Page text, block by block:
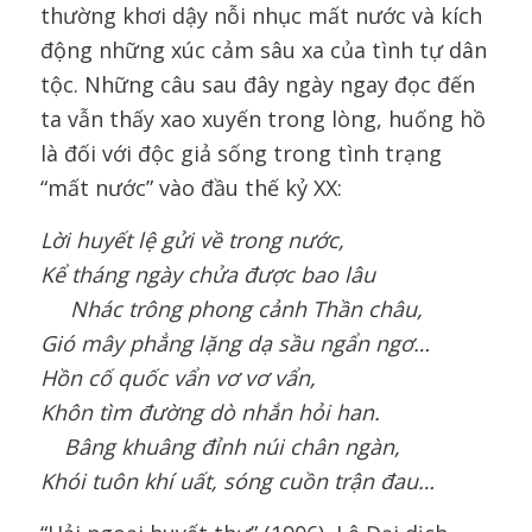
thường khơi dậy nỗi nhục mất nước và kích
động những xúc cảm sâu xa của tình tự dân
tộc. Những câu sau đây ngày ngay đọc đến
ta vẫn thấy xao xuyến trong lòng, huống hồ
là đối với độc giả sống trong tình trạng
“mất nước” vào đầu thế kỷ XX:
Lời huyết lệ gửi về trong nước,
Kể tháng ngày chửa được bao lâu
Nhác trông phong cảnh Thần châu,
Gió mây phẳng lặng dạ sầu ngẩn ngơ…
Hồn cố quốc vẩn vơ vơ vẩn,
Khôn tìm đường dò nhắn hỏi han.
Bâng khuâng đỉnh núi chân ngàn,
Khói tuôn khí uất, sóng cuồn trận đau…